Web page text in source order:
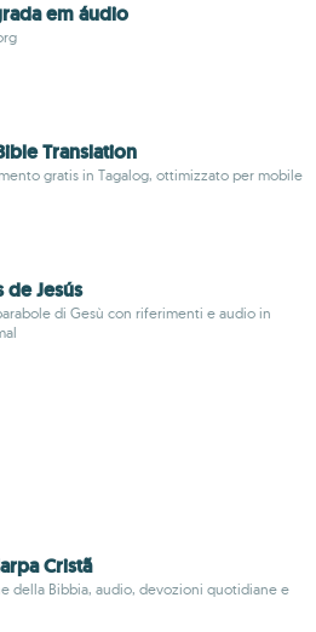
em áudio
Translation
gratis in Tagalog, ottimizzato per mobile
de Jesús
di Gesù con riferimenti e audio in
Cristã
della Bibbia, audio, devozioni quotidiane e